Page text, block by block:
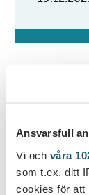
Ansvarsfull
Vi och våra
som t.ex. ditt
cookies för att